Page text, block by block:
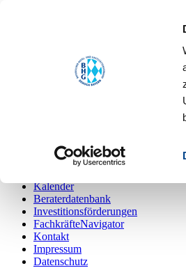
Beraterdatenbank
Investitionsförderungen
Ideenpool
Kalender
Beraterdatenbank
Investitionsförderungen
FachkräfteNavigator
Kontakt
Impressum
Datenschutz